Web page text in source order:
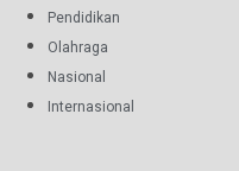
Pendidikan
Olahraga
Nasional
Internasional